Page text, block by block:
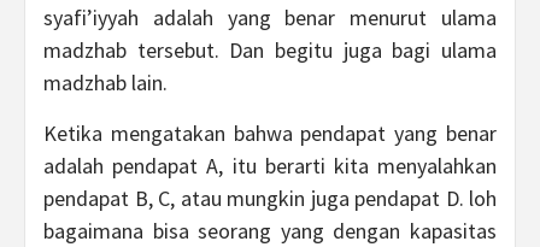
syafi’iyyah adalah yang benar menurut ulama
madzhab tersebut. Dan begitu juga bagi ulama
madzhab lain.
Ketika mengatakan bahwa pendapat yang benar
adalah pendapat A, itu berarti kita menyalahkan
pendapat B, C, atau mungkin juga pendapat D. loh
bagaimana bisa seorang yang dengan kapasitas